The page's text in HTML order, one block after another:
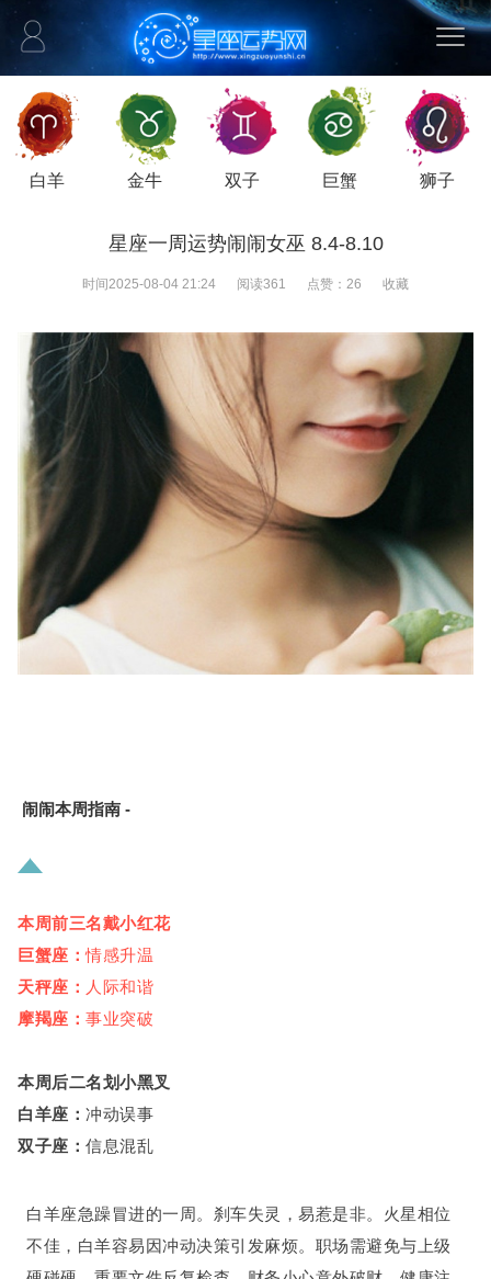
白羊 金牛 双子 巨蟹 狮子
星座一周运势闹闹女巫 8.4-8.10
时间2025-08-04 21:24 阅读361 点赞： 26 收藏
闹闹本周指南 -
本周前三名戴小红花
巨蟹座：情感升温
天秤座： 人际和谐
摩羯座： 事业突破
本周 后二名划小黑叉
白羊座： 冲动误事
双子座： 信息混乱
白羊座急躁冒进的一周。 刹车失灵 ， 易惹是非。 火星相位
不佳，白羊容易因冲动决策引发麻烦。职场需避免与上级